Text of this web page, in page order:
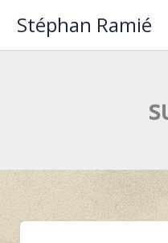
contenu
Stéphan Ramié